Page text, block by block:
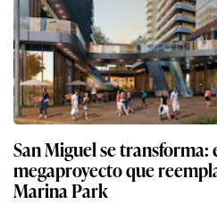
San Miguel se transforma:
megaproyecto que
Marina Park